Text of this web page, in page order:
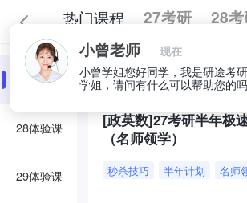
热门课程 27考研 28
27体验课
28体验课
29体验课
全部 必囤好课
[政英数]27考研半年极
（名师领学）
秒杀技巧 半年计划 名师
小曾老师
现在
小曾学姐您好同学，我是研途考
学姐，请问有什么可以帮助您的